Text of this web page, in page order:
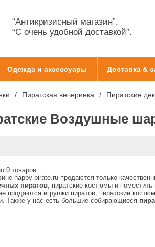
“Антикризисный магазин”,
“С очень удобной доставкой”.
Одежда и аксессуары Доставка &
Пиратская вечеринка Пиратские
Воздушные
0 товаров.
happy-pirate.ru продаются только
пиратов, пиратские костюмы и
продаются игрушки пиратов, пиратские
Также у нас есть большие собирающиеся